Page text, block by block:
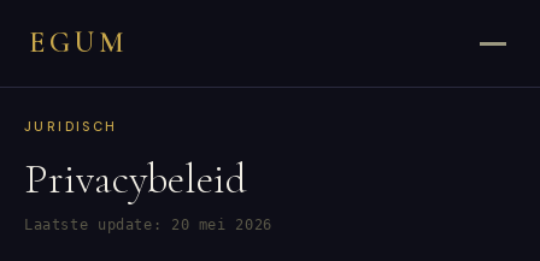
EGUM
JURIDISCH
Privacybeleid
Laatste update: 20 mei 2026